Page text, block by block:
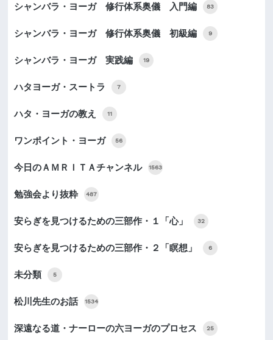
シャンバラ・ヨーガ 修行体系奥儀 入門編 83
シャンバラ・ヨーガ 修行体系奥儀 初級編 9
シャンバラ・ヨーガ 実践編 19
ハタヨーガ・スートラ 7
ハタ・ヨーガの教え 11
ワンポイント・ヨーガ 56
今日のＡＭＲＩＴＡチャンネル 1563
勉強会より抜粋 487
安らぎを見つけるための三部作・１「心」 32
安らぎを見つけるための三部作・２「瞑想」 6
未分類 5
松川先生のお話 1534
深遠なる道・ナーローの六ヨーガのプロセス 25